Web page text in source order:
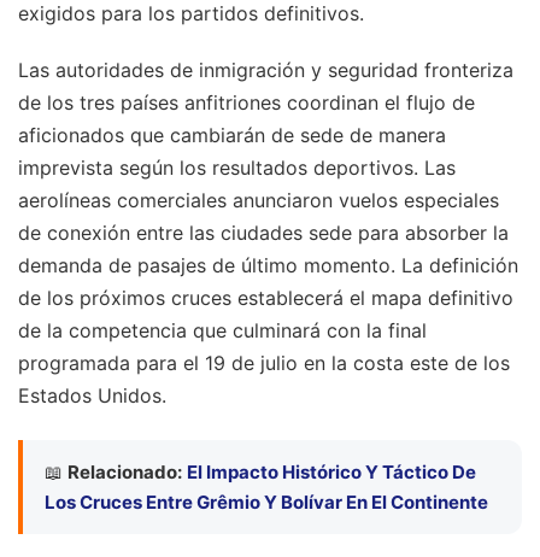
exigidos para los partidos definitivos.
Las autoridades de inmigración y seguridad fronteriza
de los tres países anfitriones coordinan el flujo de
aficionados que cambiarán de sede de manera
imprevista según los resultados deportivos. Las
aerolíneas comerciales anunciaron vuelos especiales
de conexión entre las ciudades sede para absorber la
demanda de pasajes de último momento. La definición
de los próximos cruces establecerá el mapa definitivo
de la competencia que culminará con la final
programada para el 19 de julio en la costa este de los
Estados Unidos.
📖 Relacionado: El Impacto Histórico Y Táctico De
Los Cruces Entre Grêmio Y Bolívar En El Continente